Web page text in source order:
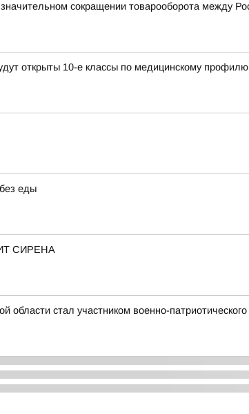
сокращении товарооборота между
открыты 10-е классы по медицинскому профилю
еды
СИРЕНА
стал участником военно-